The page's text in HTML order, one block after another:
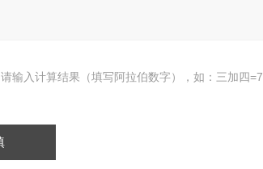
请输入计算结果（填写阿拉伯数字），如：三加四=7